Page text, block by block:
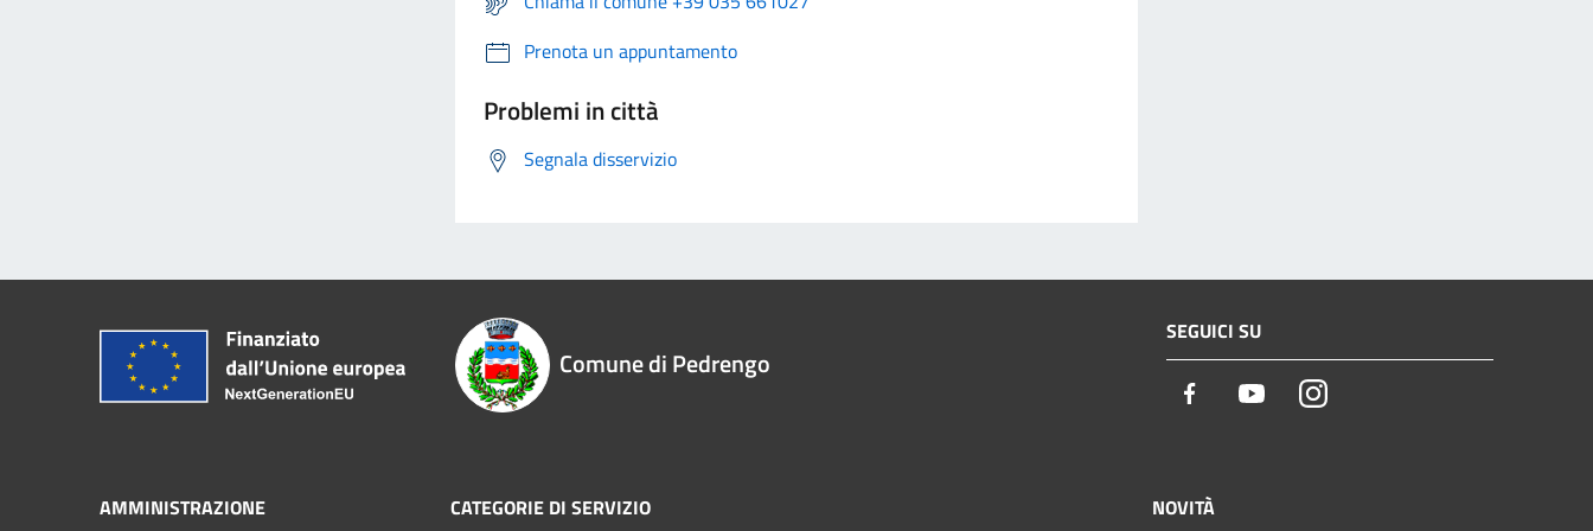
Prenota un appuntamento
Problemi in città
Segnala disservizio
Comune di Pedrengo
SEGUICI SU
Facebook YoutubeInstagram
AMMINISTRAZIONE CATEGORIE DI SERVIZIO NOVITÀ